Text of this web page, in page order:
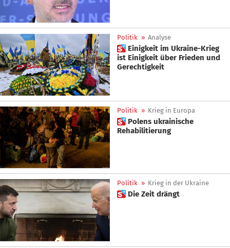
Politik » Analyse
 Einigkeit im Ukraine-Krieg
ist Einigkeit über Frieden und
Gerechtigkeit
Politik » Krieg in Europa
 Polens ukrainische
Rehabilitierung
Politik » Krieg in der Ukraine
 Die Zeit drängt